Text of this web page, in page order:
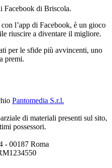
Facebook di Briscola.
l’app di Facebook, è un gioco
riuscire a diventare il migliore.
per le sfide più avvincenti, uno
premi.
Pantomedia S.r.l.
di materiali presenti sul sito,
possessori.
- 00187 Roma